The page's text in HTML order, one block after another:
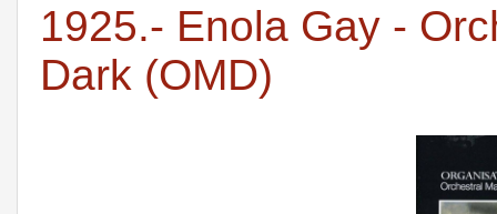
1925.- Enola Gay -
Dark (OMD)